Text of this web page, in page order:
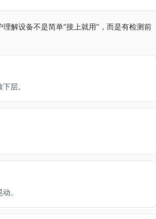
解设备不是简单“接上就用”，而是有检测前
层。
。